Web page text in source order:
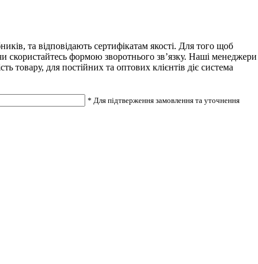
та відповідають сертифікатам якості. Для того щоб
скористайтесь формою зворотнього зв’язку. Наші менеджери
товару, для постійних та оптових клієнтів діє система
* Для підтверження замовлення та уточнення